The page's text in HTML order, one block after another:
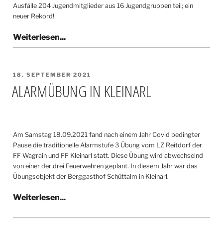
Ausfälle 204 Jugendmitglieder aus 16 Jugendgruppen teil; ein
neuer Rekord!
VERÖFFENTLICHT
18. SEPTEMBER 2021
ALARMÜBUNG IN KLEINARL
Am Samstag 18.09.2021 fand nach einem Jahr Covid bedingter
Pause die traditionelle Alarmstufe 3 Übung vom LZ Reitdorf der
FF Wagrain und FF Kleinarl statt. Diese Übung wird abwechselnd
von einer der drei Feuerwehren geplant. In diesem Jahr war das
Übungsobjekt der Berggasthof Schüttalm in Kleinarl.